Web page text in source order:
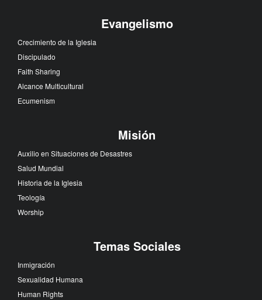
Evangelismo
Crecimiento de la Iglesia
Discipulado
Faith Sharing
Alcance Multicultural
Ecumenism
Misión
Auxilio en Situaciones de Desastres
Salud Mundial
Historia de la Iglesia
Teología
Worship
Temas Sociales
Inmigración
Sexualidad Humana
Human Rights